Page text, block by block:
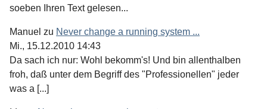
soeben Ihren Text gelesen...
Manuel zu Never change a running system ...
Mi., 15.12.2010 14:43
Da sach ich nur: Wohl bekomm's! Und bin allenthalben
froh, daß unter dem Begriff des "Professionellen" jeder
was a [...]